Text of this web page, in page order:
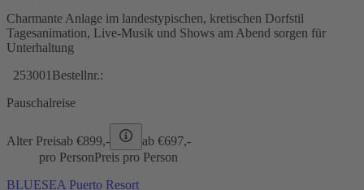
Charmante Anlage im landestypischen, kretischen Dorfstil
Tagesanimation, Live-Musik und Shows am Abend sorgen für
Unterhaltung
253001 Bestellnr.:
Pauschalreise
Alter Preisab €899,- ab €697,-
pro PersonPreis pro Person
BLUESEA Puerto Resort